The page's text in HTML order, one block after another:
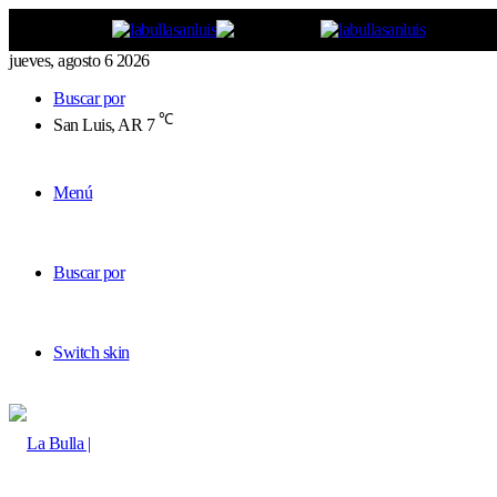
jueves, agosto 6 2026
Buscar por
San Luis, AR 7 ℃
Menú
Buscar por
Switch skin